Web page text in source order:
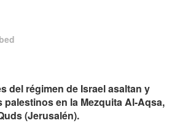
del régimen de Israel asaltan y
palestinos en la Mezquita Al-Aqsa,
(Jerusalén).